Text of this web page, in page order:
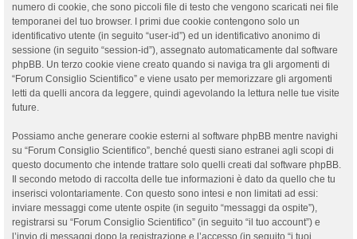
numero di cookie, che sono piccoli file di testo che vengono scaricati nei file
temporanei del tuo browser. I primi due cookie contengono solo un
identificativo utente (in seguito “user-id”) ed un identificativo anonimo di
sessione (in seguito “session-id”), assegnato automaticamente dal software
phpBB. Un terzo cookie viene creato quando si naviga tra gli argomenti di
“Forum Consiglio Scientifico” e viene usato per memorizzare gli argomenti
letti da quelli ancora da leggere, quindi agevolando la lettura nelle tue visite
future.
Possiamo anche generare cookie esterni al software phpBB mentre navighi
su “Forum Consiglio Scientifico”, benché questi siano estranei agli scopi di
questo documento che intende trattare solo quelli creati dal software phpBB.
Il secondo metodo di raccolta delle tue informazioni è dato da quello che tu
inserisci volontariamente. Con questo sono intesi e non limitati ad essi:
inviare messaggi come utente ospite (in seguito “messaggi da ospite”),
registrarsi su “Forum Consiglio Scientifico” (in seguito “il tuo account”) e
l’invio di messaggi dopo la registrazione e l’accesso (in seguito “i tuoi